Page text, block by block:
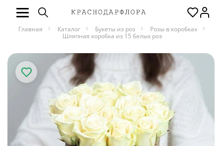
Главная Каталог Букеты из роз
Розы в коробках
Шляпная коробка из 15 белых роз